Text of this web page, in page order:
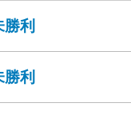
勝利
勝利